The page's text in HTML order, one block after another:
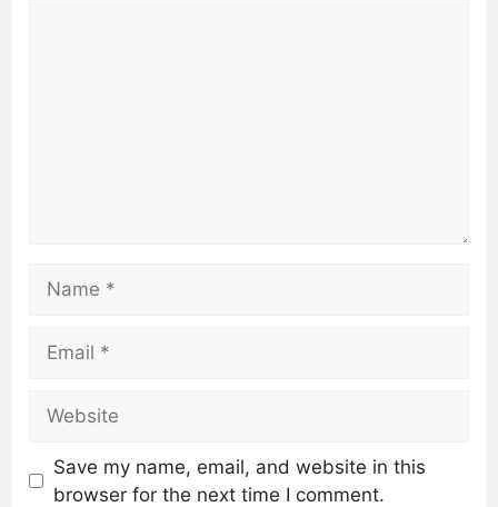
Save my name, email, and website in this
browser for the next time I comment.